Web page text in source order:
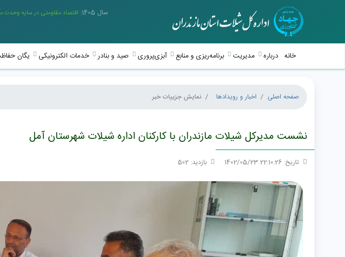
سال 1405: اقتصاد مقاومتی در سایه وحدت
خانه درباره مدیریت برنامه‌ریزی و منابع آبزی‌پروری صید و بنادر خدمات الکترونیکی یگان
صفحه اصلی اخبار و رویدادها نمایش جزییات خبر
نشست مدیرکل شیلات مازندران با کارکنان اداره شیلات شهرستان آمل
تاریخ: 22:10:26 1402/05/23 بازدید: 502